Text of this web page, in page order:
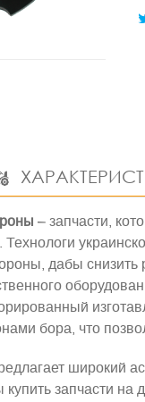
– запчасти,
дабы
бора, что
широкий
запчасти на